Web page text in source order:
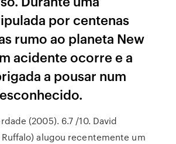
por centenas
rumo ao planeta New
acidente ocorre e a
a pousar num
(2005). 6.7 /10. David
alugou recentemente um